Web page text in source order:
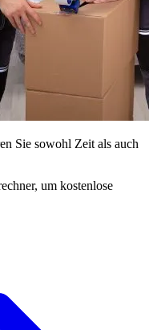
Sie sowohl Zeit als auch
um kostenlose